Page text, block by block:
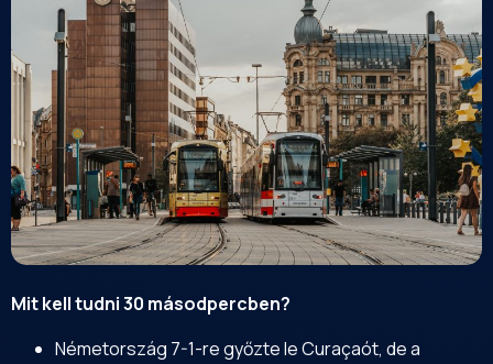
Mit kell tudni 30 másodpercben?
Németország 7-1-re győzte le Curaçaót, de a